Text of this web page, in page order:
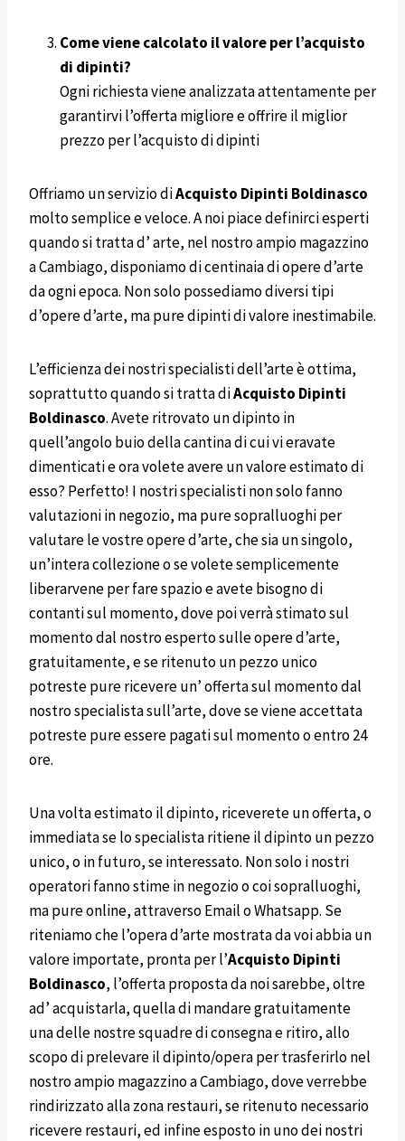
Come viene calcolato il valore per l’acquisto
di dipinti?
Ogni richiesta viene analizzata attentamente per
garantirvi l’offerta migliore e offrire il miglior
prezzo per l’acquisto di dipinti
Offriamo un servizio diAcquisto Dipinti Boldinasco
molto semplice e veloce. A noi piace definirci esperti
quando si tratta d’ arte, nel nostro ampio magazzino
a Cambiago, disponiamo di centinaia di opere d’arte
da ogni epoca. Non solo possediamo diversi tipi
d’opere d’arte, ma pure dipinti di valore inestimabile.
L’efficienza dei nostri specialisti dell’arte è ottima,
soprattutto quando si tratta diAcquisto Dipinti
Boldinasco. Avete ritrovato un dipinto in
quell’angolo buio della cantina di cui vi eravate
dimenticati e ora volete avere un valore estimato di
esso? Perfetto! I nostri specialisti non solo fanno
valutazioni in negozio, ma pure sopralluoghi per
valutare le vostre opere d’arte, che sia un singolo,
un’intera collezione o se volete semplicemente
liberarvene per fare spazio e avete bisogno di
contanti sul momento, dove poi verrà stimato sul
momento dal nostro esperto sulle opere d’arte,
gratuitamente, e se ritenuto un pezzo unico
potreste pure ricevere un’ offerta sul momento dal
nostro specialista sull’arte, dove se viene accettata
potreste pure essere pagati sul momento o entro 24
ore.
Una volta estimato il dipinto, riceverete un offerta, o
immediata se lo specialista ritiene il dipinto un pezzo
unico, o in futuro, se interessato. Non solo i nostri
operatori fanno stime in negozio o coi sopralluoghi,
ma pure online, attraverso Email o Whatsapp. Se
riteniamo che l’opera d’arte mostrata da voi abbia un
valore importate, pronta per l’Acquisto Dipinti
Boldinasco, l’offerta proposta da noi sarebbe, oltre
ad’ acquistarla, quella di mandare gratuitamente
una delle nostre squadre di consegna e ritiro, allo
scopo di prelevare il dipinto/opera per trasferirlo nel
nostro ampio magazzino a Cambiago, dove verrebbe
rindirizzato alla zona restauri, se ritenuto necessario
ricevere restauri, ed infine esposto in uno dei nostri